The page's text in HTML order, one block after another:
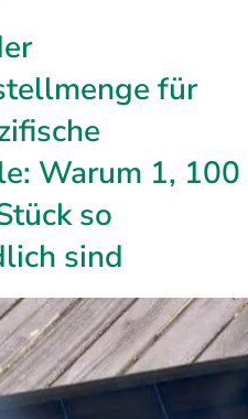
für
Warum 1, 100
so
sind